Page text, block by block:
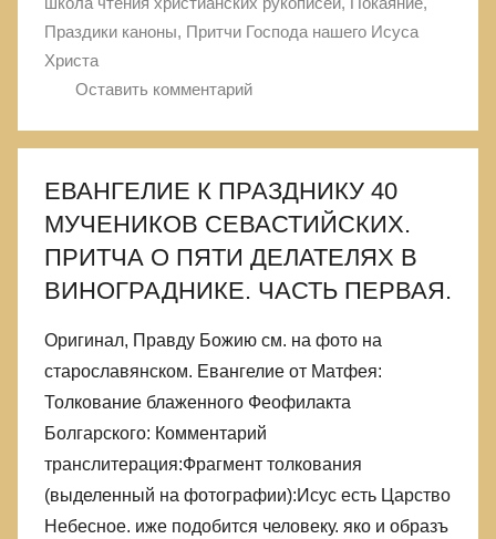
Праздики каноны, Притчи Господа нашего Исуса
Христа
Оставить комментарий
ЕВАНГЕЛИЕ К ПРАЗДНИКУ 40
МУЧЕНИКОВ СЕВАСТИЙСКИХ.
ПРИТЧА О ПЯТИ ДЕЛАТЕЛЯХ В
ВИНОГРАДНИКЕ. ЧАСТЬ ПЕРВАЯ.
Оригинал, Правду Божию см. на фото на
старославянском. Евангелие от Матфея:
Толкование блаженного Феофилакта
Болгарского: Комментарий
транслитерация:Фрагмент толкования
(выделенный на фотографии):Исус есть Царство
Небесное. иже подобится человеку. яко и образъ